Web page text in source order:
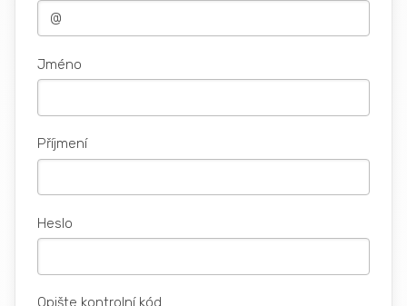
Jméno
Příjmení
Heslo
Opište kontrolní kód